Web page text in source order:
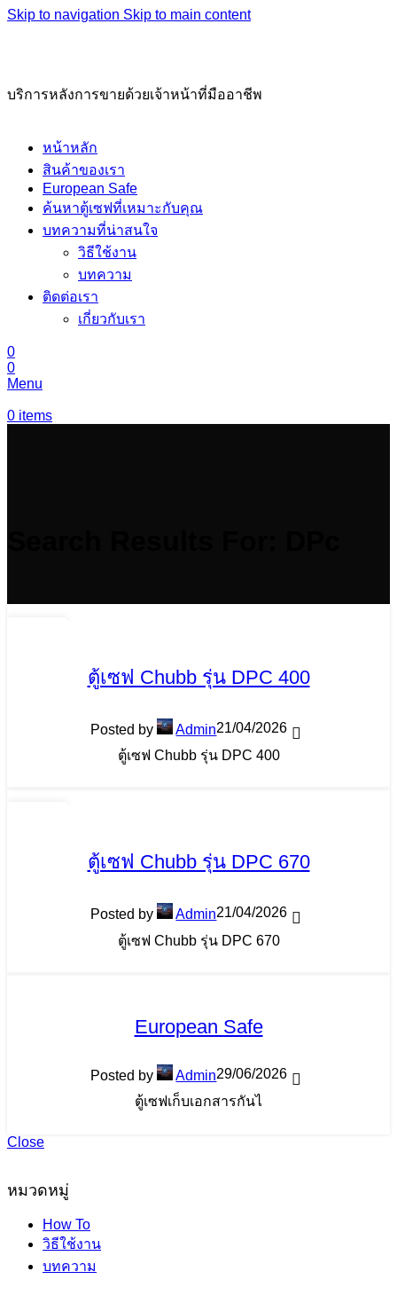
Skip to navigation Skip to main content
บริการหลังการขายด้วยเจ้าหน้าที่มืออาชีพ
หน้าหลัก
สินค้าของเรา
European Safe
ค้นหาตู้เซฟที่เหมาะกับคุณ
บทความที่น่าสนใจ
วิธีใช้งาน
บทความ
ติดต่อเรา
เกี่ยวกับเรา
0
0
Menu
0 items
ตู้เซฟ Chubb รุ่น DPC 400
Posted by Admin21/04/2026
ตู้เซฟ Chubb รุ่น DPC 400
ตู้เซฟ Chubb รุ่น DPC 670
Posted by Admin21/04/2026
ตู้เซฟ Chubb รุ่น DPC 670
European Safe
Posted by Admin29/06/2026
ตู้เซฟเก็บเอกสารกันไ
Close
หมวดหมู่
How To
วิธีใช้งาน
บทความ